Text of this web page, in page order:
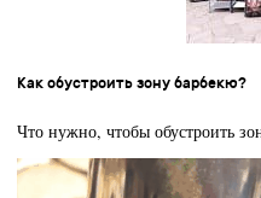
Как обустроить зону барбекю?
Что нужно, чтобы обустроить